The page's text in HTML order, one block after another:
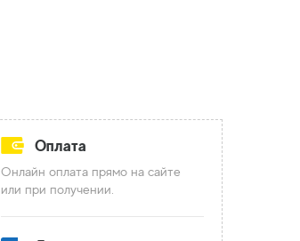
Оплата
Онлайн оплата прямо на сайте
или при получении.